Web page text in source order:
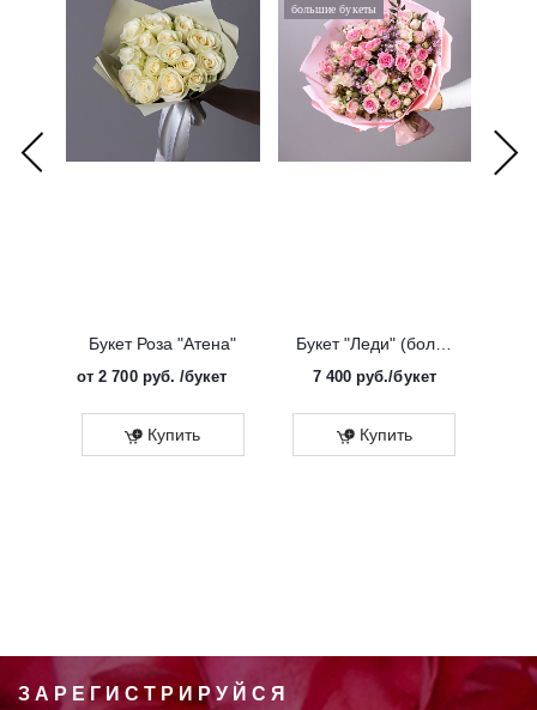
Букет Роза "Атена"
от2 700 руб. /букет
Купить
большие букеты
Букет "Леди" (большой)
7 400 руб./букет
Купить
ЗАРЕГИСТРИРУЙСЯ